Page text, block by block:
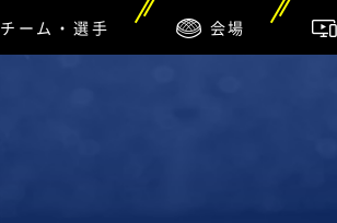
チーム・選手 会場